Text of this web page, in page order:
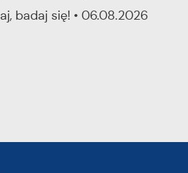
badaj się! • 06.08.2026